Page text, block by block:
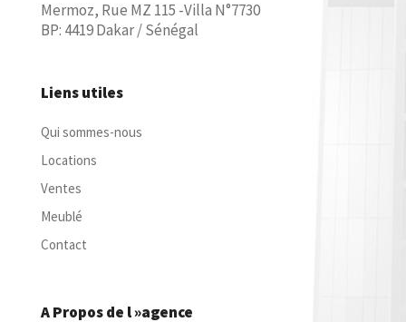
Mermoz, Rue MZ 115 -Villa N°7730
BP: 4419 Dakar / Sénégal
Liens utiles
Qui sommes-nous
Locations
Ventes
Meublé
Contact
A Propos de l »agence